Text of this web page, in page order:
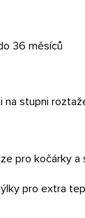
36 měsíců
stupni
pro kočárky a
pro extra